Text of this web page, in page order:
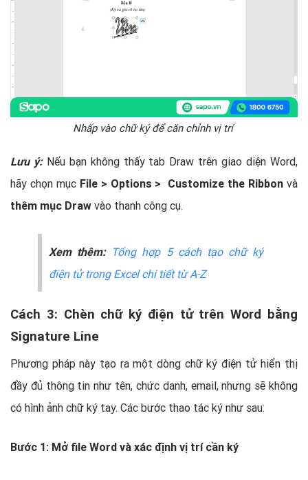
Nhấp vào chữ ký để căn chỉnh vị trí
Lưu ý:Nếu bạn không thấy tab Draw trên giao diện Word,
hãy chọn mục File > Options > Customize the Ribbon và
thêm mục Draw vào thanh công cụ.
Xem thêm: Tổng hợp 5 cách tạo chữ ký
điện tử trong Excel chi tiết từ A-Z
Cách 3: Chèn chữ ký điện tử trên Word bằng
Signature Line
Phương pháp này tạo ra một dòng chữ ký điện tử hiển thị
đầy đủ thông tin như tên, chức danh, email, nhưng sẽ không
có hình ảnh chữ ký tay. Các bước thao tác ký như sau:
Bước 1: Mở file Word và xác định vị trí cần ký